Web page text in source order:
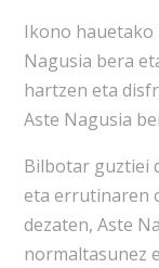
Ikono hauetako
Nagusia bera
hartzen eta
Aste Nagusia
Bilbotar guztiei
eta errutinaren
dezaten, Aste
normaltasunez